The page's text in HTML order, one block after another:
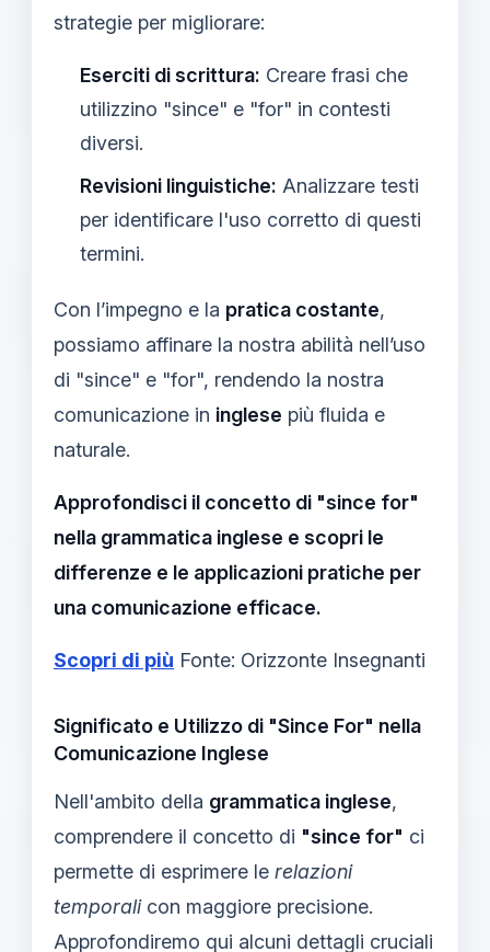
strategie per migliorare:
Eserciti di scrittura: Creare frasi che
utilizzino "since" e "for" in contesti
diversi.
Revisioni linguistiche: Analizzare testi
per identificare l'uso corretto di questi
termini.
Con l’impegno e la pratica costante,
possiamo affinare la nostra abilità nell’uso
di "since" e "for", rendendo la nostra
comunicazione in inglese più fluida e
naturale.
Approfondisci il concetto di "since for"
nella grammatica inglese e scopri le
differenze e le applicazioni pratiche per
una comunicazione efficace.
Scopri di più Fonte: Orizzonte Insegnanti
Significato e Utilizzo di "Since For" nella
Comunicazione Inglese
Nell'ambito della grammatica inglese,
comprendere il concetto di "since for" ci
permette di esprimere le relazioni
temporalicon maggiore precisione.
Approfondiremo qui alcuni dettagli cruciali